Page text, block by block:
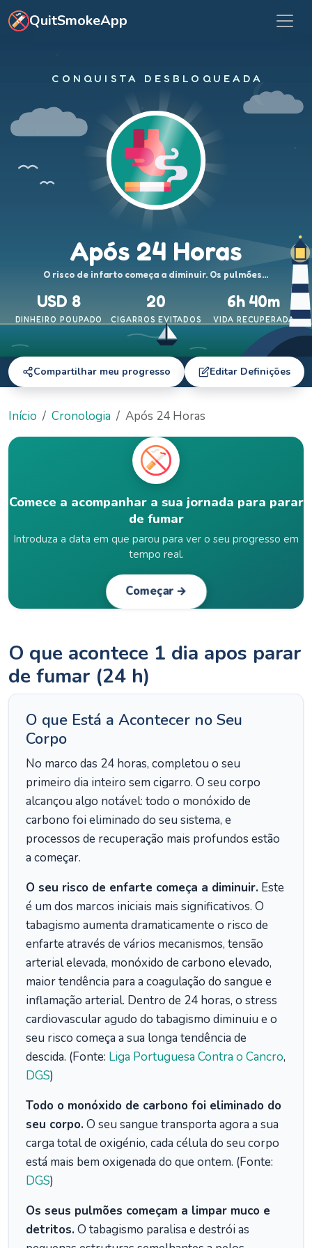
Saltar para o conteúdo principal
QuitSmokeApp
CONQUISTA DESBLOQUEADA
Após 24 Horas
O risco de infarto começa a diminuir. Os pulmões…
USD 8 20 6h 40m
DINHEIRO POUPADO CIGARROS EVITADOS VIDA RECUPERADA
Compartilhar meu progresso Editar Definições
Início Cronologia Após 24 Horas
Comece a acompanhar a sua jornada para parar
de fumar
Introduza a data em que parou para ver o seu progresso em
tempo real.
Começar →
O que acontece 1 dia apos parar
de fumar (24 h)
O que Está a Acontecer no Seu
Corpo
No marco das 24 horas, completou o seu
primeiro dia inteiro sem cigarro. O seu corpo
alcançou algo notável: todo o monóxido de
carbono foi eliminado do seu sistema, e
processos de recuperação mais profundos estão
a começar.
O seu risco de enfarte começa a diminuir. Este
é um dos marcos iniciais mais significativos. O
tabagismo aumenta dramaticamente o risco de
enfarte através de vários mecanismos, tensão
arterial elevada, monóxido de carbono elevado,
maior tendência para a coagulação do sangue e
inflamação arterial. Dentro de 24 horas, o stress
cardiovascular agudo do tabagismo diminuiu e o
seu risco começa a sua longa tendência de
descida. (Fonte: Liga Portuguesa Contra o Cancro,
DGS)
Todo o monóxido de carbono foi eliminado do
seu corpo.O seu sangue transporta agora a sua
carga total de oxigénio, cada célula do seu corpo
está mais bem oxigenada do que ontem. (Fonte:
DGS)
Os seus pulmões começam a limpar muco e
detritos.O tabagismo paralisa e destrói as